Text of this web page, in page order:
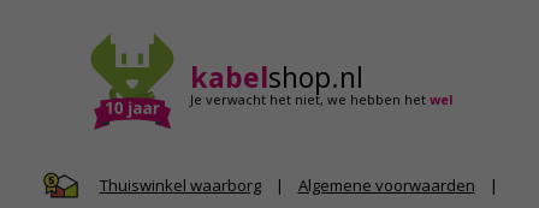
kabelshop.nl
Je verwacht het niet,we hebben hetwel
Thuiswinkel waarborg | Algemene voorwaarden
|